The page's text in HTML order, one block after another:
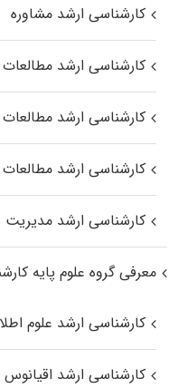
کارشناسی ارشد مشاوره
کارشناسی ارشد
کارشناسی ارشد
کارشناسی ارشد مطالعات
کارشناسی ارشد
معرفی گروه علوم پایه
کارشناسی ارشد علوم
کارشناسی ارشد